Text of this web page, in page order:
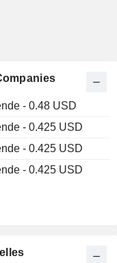
- 0.48 USD
- 0.425 USD
- 0.425 USD
- 0.425 USD